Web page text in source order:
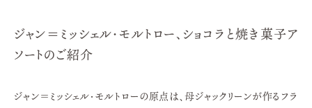
ジャン＝ミッシェル・モルトロー、ショコラと焼き菓子ア
ソートのご紹介
ジャン＝ミッシェル・モルトローの原点は、母ジャックリーンが作るフラ